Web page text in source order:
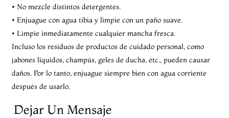
• No mezcle distintos detergentes.
• Enjuague con agua tibia y limpie con un paño suave.
• Limpie inmediatamente cualquier mancha fresca.
Incluso los residuos de productos de cuidado personal, como
jabones líquidos, champús, geles de ducha, etc., pueden causar
daños. Por lo tanto, enjuague siempre bien con agua corriente
después de usarlo.
Dejar Un Mensaje